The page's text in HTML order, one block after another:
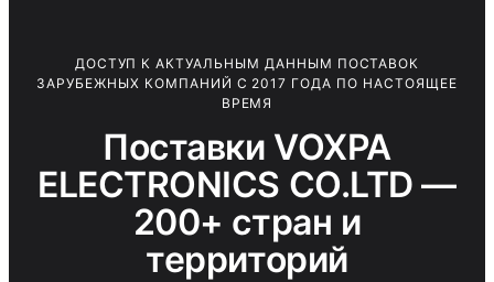
ДОСТУП К АКТУАЛЬНЫМ ДАННЫМ ПОСТАВОК
ЗАРУБЕЖНЫХ КОМПАНИЙ С 2017 ГОДА ПО НАСТОЯЩЕЕ
ВРЕМЯ
Поставки VOXPA
ELECTRONICS CO.LTD —
200+ стран и
территорий